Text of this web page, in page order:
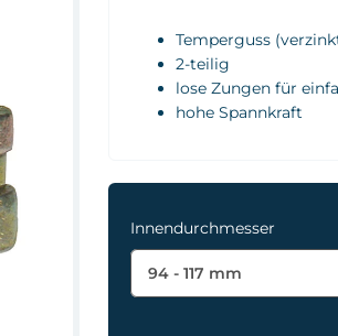
Temperguss
2-teilig
lose Zungen für
hohe Spannkraft
Innendurchmesser
94 - 117 mm